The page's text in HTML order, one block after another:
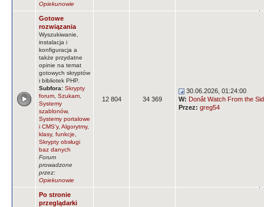
Opiekunowie
Gotowe
rozwiązania
Wyszukiwanie,
instalacja i
konfiguracja a
także przydatne
opinie na temat
gotowych skryptów
i bibliotek PHP.
Subfora: Skrypty
forum Szukam
Systemy
szablonów,
Systemy portalowe
i CMS'y, Algorytmy,
klasy, funkcje
Skrypty obsługi
baz danych
Forum
prowadzone
przez:
Opiekunowie
12 804 34 369
30.06.2026, 01:24:00
W: Donât Watch From the
Przez: greg54
Po stronie
przeglądarki